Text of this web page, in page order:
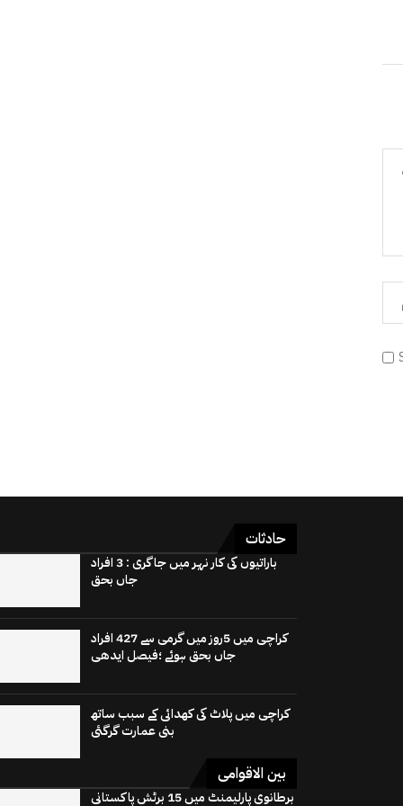
حادثات
باراتیوں کی کار نہر میں جاگری : 3 افراد
جاں بحق
کراچی میں 5روز میں گرمی سے 427 افراد
جاں بحق ہوئے ؛فیصل ایدھی
کراچی میں پلاٹ کی کھدائی کے سبب ساتھ
بنی عمارت گرگئی
بین الاقوامی
برطانوی پارلیمنٹ میں 15 برٹش پاکستانی